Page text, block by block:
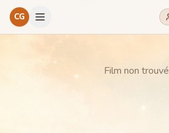
CG
Film non trouvé